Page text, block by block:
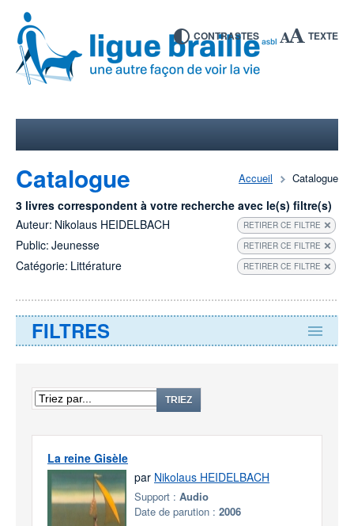
CONTRASTES TEXTE
Accueil Catalogue
Catalogue
3 livres correspondent à votre recherche avec le(s) filtre(s)
Auteur: Nikolaus HEIDELBACH RETIRER CE FILTRE
Public: Jeunesse RETIRER CE FILTRE
Catégorie: Littérature RETIRER CE FILTRE
FILTRES
TRIEZ
La reine Gisèle
par Nikolaus HEIDELBACH
Support : Audio
Date de parution : 2006